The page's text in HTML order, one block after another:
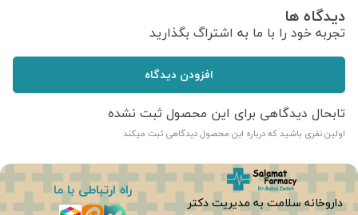
دیدگاه ها
تجربه خود را با ما به اشتراگ بگذارید
افزودن دیدگاه
تابحال دیدگاهی برای این محصول ثبت نشده
اولین نفری باشید که درباره این محصول دیدگاهی ثبت میکند
داروخانه سلامت به مدیریت دکتر
راه ارتباطی با ما